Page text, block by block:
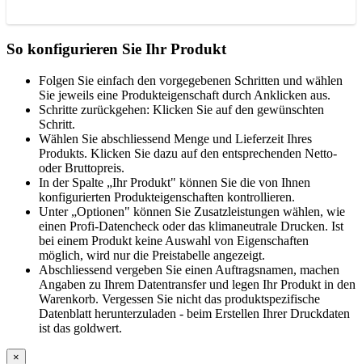
So konfigurieren Sie Ihr Produkt
Folgen Sie einfach den vorgegebenen Schritten und wählen
Sie jeweils eine Produkteigenschaft durch Anklicken aus.
Schritte zurückgehen: Klicken Sie auf den gewünschten
Schritt.
Wählen Sie abschliessend Menge und Lieferzeit Ihres
Produkts. Klicken Sie dazu auf den entsprechenden Netto-
oder Bruttopreis.
In der Spalte „Ihr Produkt" können Sie die von Ihnen
konfigurierten Produkteigenschaften kontrollieren.
Unter „Optionen" können Sie Zusatzleistungen wählen, wie
einen Profi-Datencheck oder das klimaneutrale Drucken. Ist
bei einem Produkt keine Auswahl von Eigenschaften
möglich, wird nur die Preistabelle angezeigt.
Abschliessend vergeben Sie einen Auftragsnamen, machen
Angaben zu Ihrem Datentransfer und legen Ihr Produkt in den
Warenkorb. Vergessen Sie nicht das produktspezifische
Datenblatt herunterzuladen - beim Erstellen Ihrer Druckdaten
ist das goldwert.
×